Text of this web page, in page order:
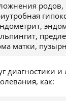
родов,
матки,
диагностики
как: